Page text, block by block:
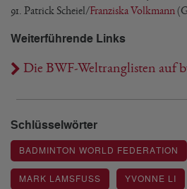
91. Patrick Scheiel/Franziska Volkmann
Weiterführende Links
Die BWF-Weltranglisten auf
Schlüsselwörter
BADMINTON WORLD FEDERATION
MARK LAMSFUSS YVONNE LI